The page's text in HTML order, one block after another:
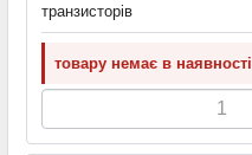
транзисторів
товару немає в наявності